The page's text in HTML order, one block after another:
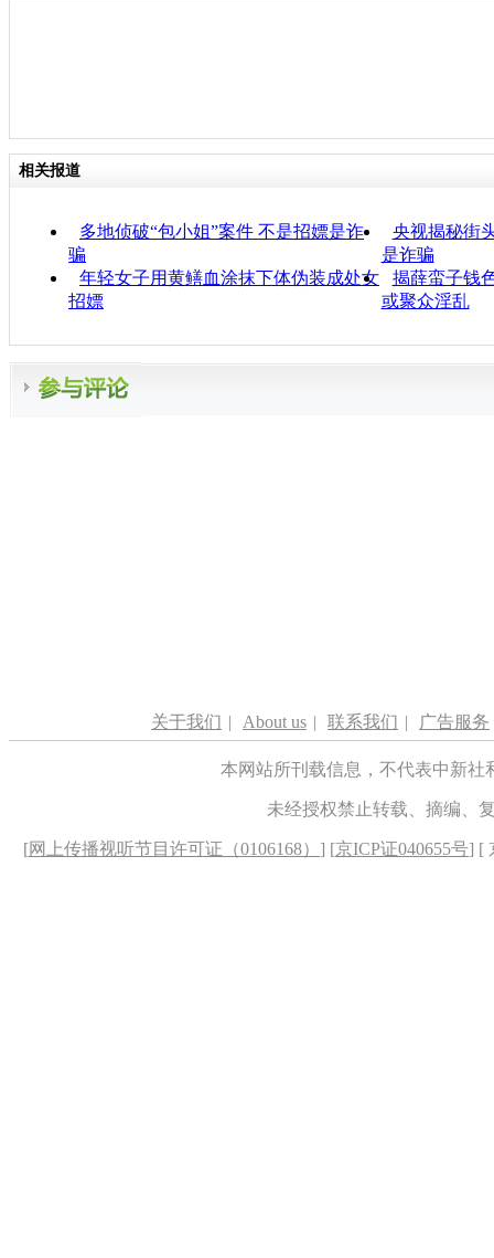
相关报道
多地侦破“包小姐”案件 不是招嫖是诈
骗
央视揭秘街
是诈骗
年轻女子用黄鳝血涂抹下体伪装成处女
招嫖
揭薛蛮子钱
或聚众淫乱
关于我们 | About us | 联系我们 | 广告服务
本网站所刊载信息，不代表中新
未经授权禁止转载、摘编、
[网上传播视听节目许可证（0106168） ] [京ICP证040655号] [